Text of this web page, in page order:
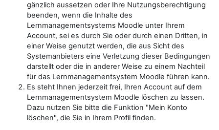
gänzlich aussetzen oder Ihre Nutzungsberechtigung
beenden, wenn die Inhalte des
Lernmanagementsystems Moodle unter Ihrem
Account, sei es durch Sie oder durch einen Dritten, in
einer Weise genutzt werden, die aus Sicht des
Systemanbieters eine Verletzung dieser Bedingungen
darstellt oder die in anderer Weise zu einem Nachteil
für das Lernmanagementsystem Moodle führen kann.
Es steht Ihnen jederzeit frei, Ihren Account auf dem
Lernmanagementsystem Moodle löschen zu lassen.
Dazu nutzen Sie bitte die Funktion "Mein Konto
löschen", die Sie in Ihrem Profil finden.